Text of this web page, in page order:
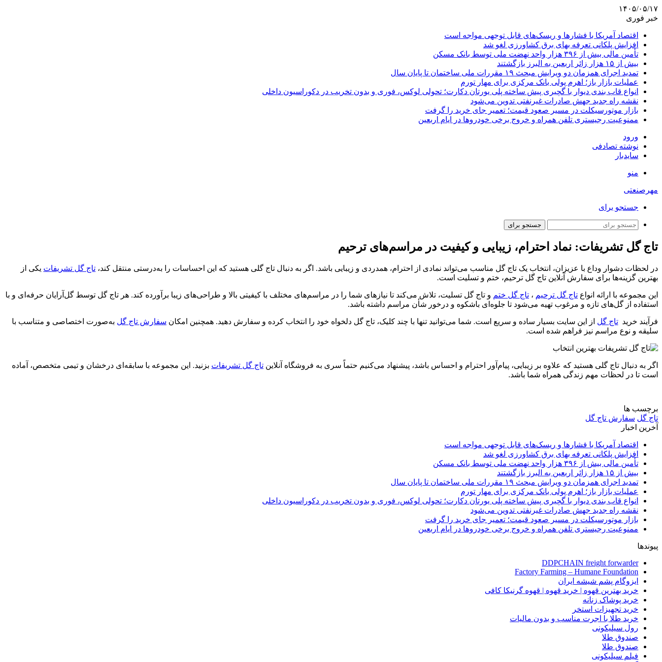
۱۴۰۵/۰۵/۱۷
خبر فوری
اقتصاد آمریکا با فشارها و ریسک‌های قابل توجهی مواجه است
افزایش پلکانی تعرفه بهای برق کشاورزی لغو شد
تأمین مالی بیش از ۳۹۶ هزار واحد نهضت ملی توسط بانک مسکن
بیش از ۱۵ هزار زائر اربعین به البرز بازگشتند
تمدید اجرای همزمان دو ویرایش مبحث ۱۹ مقررات ملی ساختمان تا پایان سال
عملیات بازار باز؛ اهرم پولی بانک مرکزی برای مهار تورم
انواع قاب بندی دیوار با گچبری پیش ساخته پلی یورتان دکارت؛ تحولی لوکس، فوری و بدون تخریب در دکوراسیون داخلی
نقشه راه جدید جهش صادرات غیرنفتی تدوین می‌شود
بازار موتورسیکلت در مسیر صعود قیمت؛ تعمیر جای خرید را گرفت
ممنوعیت رجیستری تلفن همراه و خروج برخی خودروها در ایام اربعین
ورود
نوشته تصادفی
سایدبار
منو
مهرصنعتی
جستجو برای
جستجو برای
تاج گل تشریفات: نماد احترام، زیبایی و کیفیت در مراسم‌های ترحیم
در لحظات دشوار وداع با عزیزان، انتخاب یک تاج گل مناسب می‌تواند نمادی از احترام، همدردی و زیبایی باشد. اگر به دنبال تاج گلی هستید که این احساسات را به‌درستی منتقل کند، تاج گل تشریفات یکی از
بهترین گزینه‌ها برای سفارش آنلاین تاج گل ترحیم، ختم و تسلیت است.
این مجموعه با ارائه انواع تاج گل ترحیم ، تاج گل ختم و تاج گل تسلیت، تلاش می‌کند تا نیازهای شما را در مراسم‌های مختلف با کیفیتی بالا و طراحی‌های زیبا برآورده کند. هر تاج گل توسط گل‌آرایان حرفه‌ای و با
استفاده از گل‌های تازه و مرغوب تهیه می‌شود تا جلوه‌ای باشکوه و درخور شأن مراسم داشته باشد.
فرآیند خرید تاج گل از این سایت بسیار ساده و سریع است. شما می‌توانید تنها با چند کلیک، تاج گل دلخواه خود را انتخاب کرده و سفارش دهید. همچنین امکان سفارش تاج گل به‌صورت اختصاصی و متناسب با
سلیقه و نوع مراسم نیز فراهم شده است.
اگر به دنبال تاج گلی هستید که علاوه بر زیبایی، پیام‌آور احترام و احساس باشد، پیشنهاد می‌کنیم حتماً سری به فروشگاه آنلاین تاج گل تشریفات بزنید. این مجموعه با سابقه‌ای درخشان و تیمی متخصص، آماده
است تا در لحظات مهم زندگی همراه شما باشد.
برچسب ها
تاج گل سفارش تاج گل
آخرین اخبار
اقتصاد آمریکا با فشارها و ریسک‌های قابل توجهی مواجه است
افزایش پلکانی تعرفه بهای برق کشاورزی لغو شد
تأمین مالی بیش از ۳۹۶ هزار واحد نهضت ملی توسط بانک مسکن
بیش از ۱۵ هزار زائر اربعین به البرز بازگشتند
تمدید اجرای همزمان دو ویرایش مبحث ۱۹ مقررات ملی ساختمان تا پایان سال
عملیات بازار باز؛ اهرم پولی بانک مرکزی برای مهار تورم
انواع قاب بندی دیوار با گچبری پیش ساخته پلی یورتان دکارت؛ تحولی لوکس، فوری و بدون تخریب در دکوراسیون داخلی
نقشه راه جدید جهش صادرات غیرنفتی تدوین می‌شود
بازار موتورسیکلت در مسیر صعود قیمت؛ تعمیر جای خرید را گرفت
ممنوعیت رجیستری تلفن همراه و خروج برخی خودروها در ایام اربعین
پیوندها
DDPCHAIN freight forwarder
Factory Farming – Humane Foundation
ایزوگام پشم شیشه ایران
خرید بهترین قهوه | خرید قهوه | قهوه گرنیکا کافی
خرید پوشاک زنانه
خرید تجهیزات استخر
خرید طلا با اجرت مناسب و بدون مالیات
رول سیلیکونی
صندوق طلا
صندوق طلا
فیلم سیلیکونی